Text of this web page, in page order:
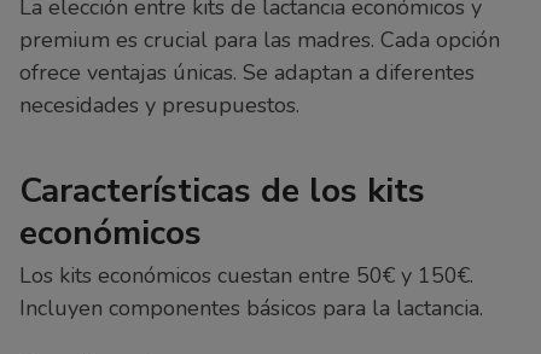
La elección entre kits de lactancia económicos y
premium es crucial para las madres. Cada opción
ofrece ventajas únicas. Se adaptan a diferentes
necesidades y presupuestos.
Características de los kits
económicos
Los kits económicos cuestan entre 50€ y 150€.
Incluyen componentes básicos para la lactancia.